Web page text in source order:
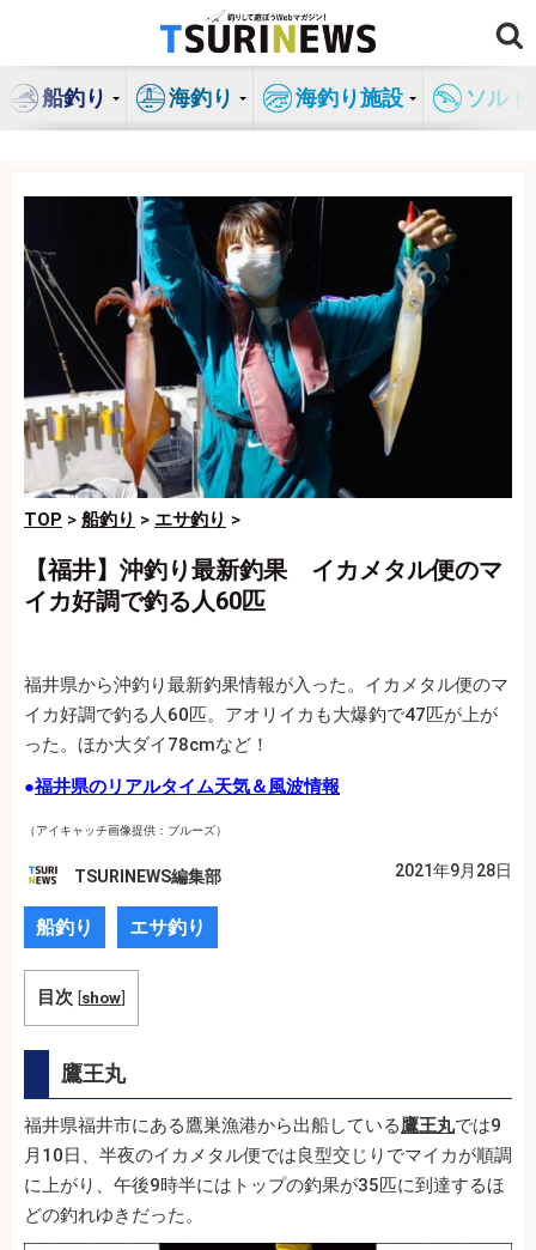
ン
船釣り 海釣り 海釣り施設 ソル
TOP > 船釣り > エサ釣り >
【福井】沖釣り最新釣果 イカメタル便のマ
イカ好調で釣る人60匹
福井県から沖釣り最新釣果情報が入った。イカメタル便のマ
イカ好調で釣る人60匹。アオリイカも大爆釣で47匹が上が
った。ほか大ダイ78cmなど！
●福井県のリアルタイム天気＆風波情報
（アイキャッチ画像提供：ブルーズ）
TSURINEWS編集部 2021年9月28日
船釣り エサ釣り
目次 [show]
鷹王丸
福井県福井市にある鷹巣漁港から出船している鷹王丸では9
月10日、半夜のイカメタル便では良型交じりでマイカが順調
に上がり、午後9時半にはトップの釣果が35匹に到達するほ
どの釣れゆきだった。